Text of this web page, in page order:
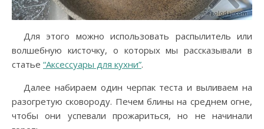
Для этого можно использовать распылитель или
волшебную кисточку, о которых мы рассказывали в
статье “Аксессуары для кухни”.
Далее набираем один черпак теста и выливаем на
разогретую сковороду. Печем блины на среднем огне,
чтобы они успевали прожариться, но не начинали